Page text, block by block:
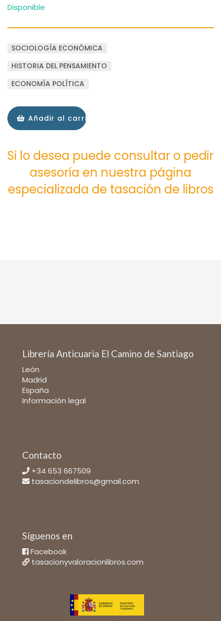
Disponible
SOCIOLOGÍA ECONÓMICA
HISTORIA DEL PENSAMIENTO
ECONOMÍA POLÍTICA
Añadir al carrito
Si lo desea puede consultar o pedir
asesoría en nuestra página
especializada de tasación de libros
Librería Anticuaria El Camino de Santiago
León
Madrid
España
Información legal
Contacto
+34 653 667509
tasaciondelibros@gmail.com
Síguenos en
Facebook
tasacionyvaloracionlibros.com